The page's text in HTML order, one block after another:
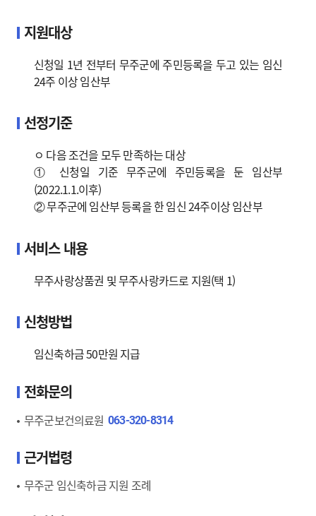
지원대상
신청일 1년 전부터 무주군에 주민등록을 두고 있는 임신
24주 이상 임산부
선정기준
ㅇ 다음 조건을 모두 만족하는 대상
① 신청일 기준 무주군에 주민등록을 둔 임산부
(2022.1.1.이후)
② 무주군에 임산부 등록을 한 임신 24주이상 임산부
서비스 내용
무주사랑상품권 및 무주사랑카드로 지원(택 1)
신청방법
임신축하금 50만원 지급
전화문의
무주군보건의료원 063-320-8314
근거법령
무주군 임신축하금 지원 조례